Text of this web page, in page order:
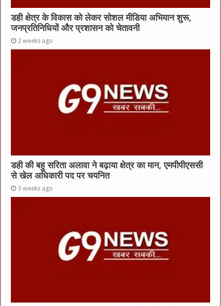
डही क्षेत्र के विकास को लेकर सोशल मीडिया अभियान शुरू,
जनप्रतिनिधियों और प्रशासन को चेतावनी
2 weeks ago
डही की बहु सरिता अलावा ने बढ़ाया क्षेत्र का मान, एमपीपीएससी
से खेल अधिकारी पद पर चयनित
3 weeks ago